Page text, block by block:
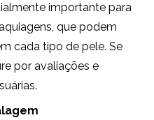
importante para
que podem
cada tipo de pele. Se
por avaliações e